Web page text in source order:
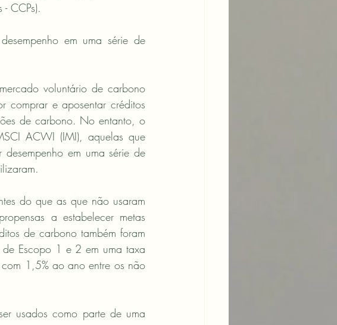
CCPs).
em uma série de
voluntário de carbono
comprar e aposentar créditos
de carbono. No entanto, o
ACWI (IMI), aquelas que
em uma série de
do que as que não usaram
a estabelecer metas
de carbono também foram
de Escopo 1 e 2 em uma taxa
1,5% ao ano entre os não
usados como parte de uma